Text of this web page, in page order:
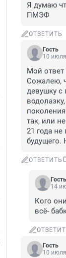
Я думаю
ПМЭФ
ОТВЕТИТЬ
Гость
10
Мой ответ
Сожалею,
девушку с
так, или
21 года
будущего.
ОТВЕТИТЬ
Гость
14
Кого
всё-
Гость
10